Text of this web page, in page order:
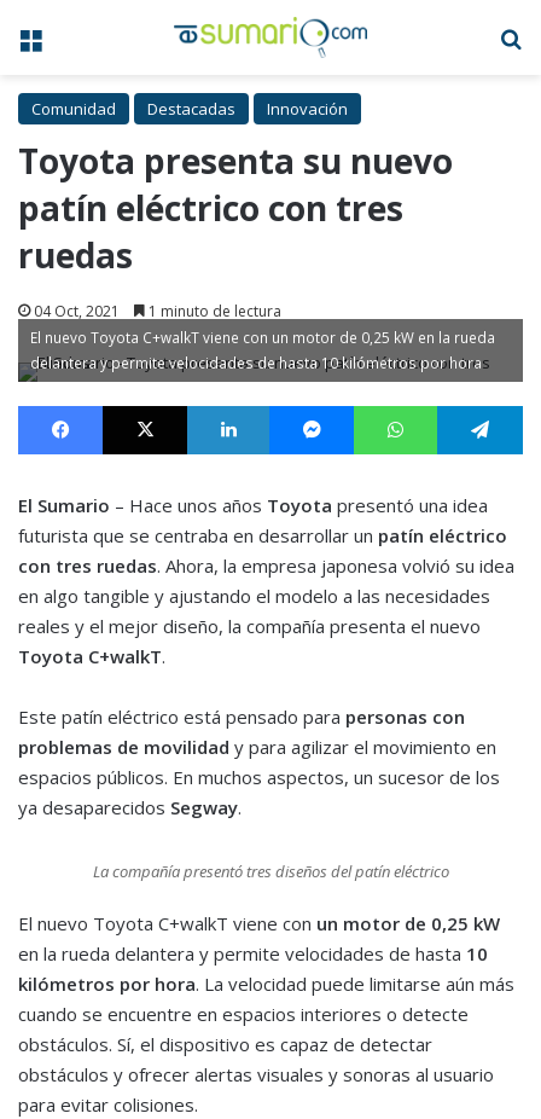
Menú
Comunidad Destacadas Innovación
Toyota presenta su nuevo
patín eléctrico con tres
ruedas
04 Oct, 2021 1 minuto de lectura
El nuevo Toyota C+walkT viene con un motor de 0,25 kW en la rueda
delantera y permite velocidades de hasta 10 kilómetros por hora
Facebook X LinkedIn MessengerWhatsApp
El Sumario – Hace unos años Toyota presentó una idea
futurista que se centraba en desarrollar un patín eléctrico
con tres ruedas. Ahora, la empresa japonesa volvió su idea
en algo tangible y ajustando el modelo a las necesidades
reales y el mejor diseño, la compañía presenta el nuevo
Toyota C+walkT.
Este patín eléctrico está pensado para personas con
problemas de movilidad y para agilizar el movimiento en
espacios públicos. En muchos aspectos, un sucesor de los
ya desaparecidos Segway.
La compañía presentó tres diseños del patín eléctrico
El nuevo Toyota C+walkT viene con un motor de 0,25 kW
en la rueda delantera y permite velocidades de hasta 10
kilómetros por hora. La velocidad puede limitarse aún más
cuando se encuentre en espacios interiores o detecte
obstáculos. Sí, el dispositivo es capaz de detectar
obstáculos y ofrecer alertas visuales y sonoras al usuario
para evitar colisiones.